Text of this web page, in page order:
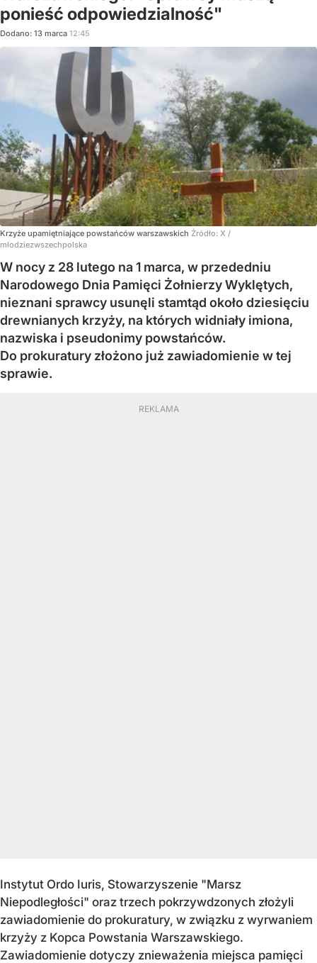
ponieść odpowiedzialność"
Dodano: 13 marca 12:45
Krzyże upamiętniające powstańców warszawskich Źródło: X /
mlodziezwszechpolska
W nocy z 28 lutego na 1 marca, w przededniu
Narodowego Dnia Pamięci Żołnierzy Wyklętych,
nieznani sprawcy usunęli stamtąd około dziesięciu
drewnianych krzyży, na których widniały imiona,
nazwiska i pseudonimy powstańców.
Do prokuratury złożono już zawiadomienie w tej
sprawie.
Instytut Ordo Iuris, Stowarzyszenie "Marsz
Niepodległości" oraz trzech pokrzywdzonych złożyli
zawiadomienie do prokuratury, w związku z wyrwaniem
krzyży z Kopca Powstania Warszawskiego.
Zawiadomienie dotyczy znieważenia miejsca pamięci